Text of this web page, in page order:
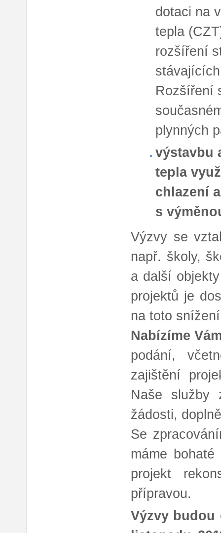
dotaci na
tepla
rozšíření
Rozšíření
plynných
výstavbu
tepla
chlazení
s
Výzvy se
např. školy,
a další
projektů je
na toto
Nabízíme
podání,
zajištění
Naše služby
žádosti,
Se
máme
projekt
přípravou.
Výzvy budou